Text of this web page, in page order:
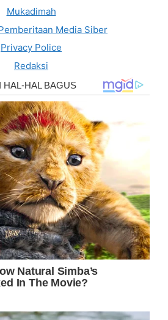
Mukadimah
Media Siber
Privacy Police
Redaksi